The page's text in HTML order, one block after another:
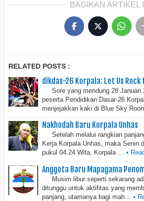
BAGIKAN ARTIKEL
RELATED POSTS :
dikdas-26 Korpala: Let Us Rock
Sore yang mendung 28 Januari
peserta Pendidikan Dasar-26
menjejakkan kaki di Blue Sky
Nakhodah Baru Korpala Unhas
Setelah melalui rangkian
Kerja Korpala Unhas, maka Senin
pukul 04.24 Wita, Korpala … •
Anggota Baru Mapagama
Musim libur seperti sekarang
ditunggu untuk aktifitas yang
panjang, utamanya bagi mah…
•